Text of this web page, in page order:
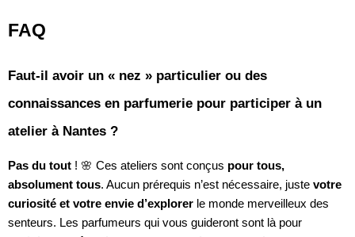
FAQ
Faut-il avoir un « nez » particulier ou des
connaissances en parfumerie pour participer à un
atelier à Nantes ?
Pas du tout ! 🌸 Ces ateliers sont conçus pour tous,
absolument tous. Aucun prérequis n’est nécessaire, juste votre
curiosité et votre envie d’explorer le monde merveilleux des
senteurs. Les parfumeurs qui vous guideront sont là pour